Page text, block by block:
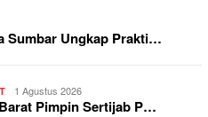
Sumbar Ungkap Prakti…
1 Agustus 2026
Pimpin Sertijab P…